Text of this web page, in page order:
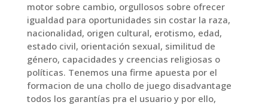
motor sobre cambio, orgullosos sobre ofrecer
igualdad para oportunidades sin costar la raza,
nacionalidad, origen cultural, erotismo, edad,
estado civil, orientación sexual, similitud de
género, capacidades y creencias religiosas o
políticas. Tenemos una firme apuesta por el
formacion de una chollo de juego disadvantage
todos los garantías pra el usuario y por ello,